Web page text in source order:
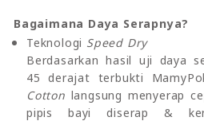
Bagaimana Daya Serapnya?
Teknologi Speed Dry
Berdasarkan hasil uji daya
45 derajat terbukti
Cotton langsung menyerap
pipis bayi diserap &